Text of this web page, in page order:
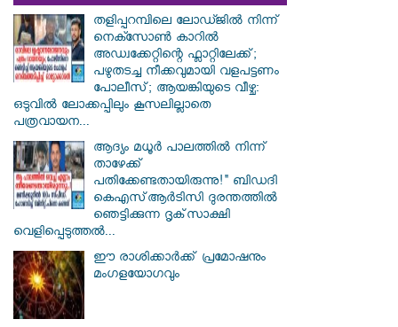
തളിപ്പറമ്പിലെ ലോഡ്ജിൽ നിന്ന്
നെക്സോൺ കാറിൽ
അഡ്വക്കേറ്റിന്റെ ഫ്ലാറ്റിലേക്ക്;
പഴുതടച്ച നീക്കവുമായി വളപട്ടണം
പോലീസ്; ആയങ്കിയുടെ വീഴ്ച:
ഒടുവിൽ ലോക്കപ്പിലും കൂസലില്ലാതെ
പത്രവായന...
ആദ്യം മധൂർ പാലത്തിൽ നിന്ന്
താഴേക്ക്
പതിക്കേണ്ടതായിരുന്നു!" ബിഡദി
കെഎസ്ആർടിസി ദുരന്തത്തിൽ
ഞെട്ടിക്കുന്ന ദൃക്‌സാക്ഷി
വെളിപ്പെടുത്തൽ...
ഈ രാശിക്കാർക്ക് പ്രമോഷനും
മംഗളയോഗവും